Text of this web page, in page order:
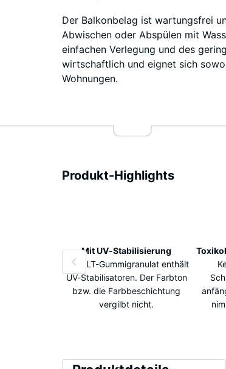
Der Balkonbelag ist wartungsfrei
Abwischen oder Abspülen mit
einfachen Verlegung und des
wirtschaftlich und eignet sich
Wohnungen.
Produkt-Highlights
Mit UV-Stabilisierung
Das ELT-Gummigranulat enthält
UV-Stabilisatoren. Der Farbton
bzw. die Farbbeschichtung
vergilbt nicht.